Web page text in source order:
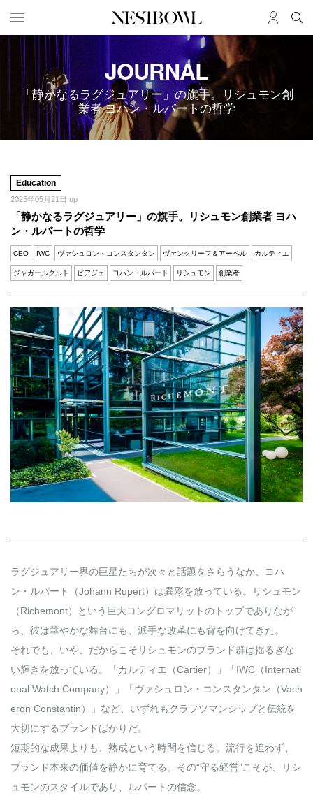
HOME JOB
求人検索
新着求人
ブランド一覧
インタビュー
エデュケーション
ニュース＆イベント
データ
コラボ実績案内
SERVICE
初めての方へ
Q&A
企業担当の方へ
企業ログイン
MEMBER
ログイン
会員登録
プライバシーポリシー
利用規約
運営会社
JOURNAL
「静かなるラグジュアリー」の旗手。リシュモン創
業者 ヨハン・ルパートの哲学
Education
2025年05月21日 up
「静かなるラグジュアリー」の旗手。リシュモン創業者 ヨハ
ン・ルパートの哲学
CEO IWC ヴァシュロン・コンスタンタン ヴァンクリーフ＆アーペル カルティエ
ジャガールクルト ピアジェ ヨハン・ルパート リシュモン 創業者
ラグジュアリー界の巨星たちが次々と話題をさらうなか、ヨハ
ン・ルパート（Johann Rupert）は異彩を放っている。リシュモン
（Richemont）という巨大コングロマリットのトップでありなが
ら、彼は華やかな舞台にも、派手な改革にも背を向けてきた。
それでも、いや、だからこそリシュモンのブランド群は揺るぎな
い輝きを放っている。「カルティエ（Cartier）」「IWC（Internati
onal Watch Company）」「ヴァシュロン・コンスタンタン（Vach
eron Constantin）」など、いずれもクラフツマンシップと伝統を
大切にするブランドばかりだ。
短期的な成果よりも、熟成という時間を信じる。流行を追わず、
ブランド本来の価値を静かに育てる。その“守る経営”こそが、リシ
ュモンのスタイルであり、ルパートの信念。